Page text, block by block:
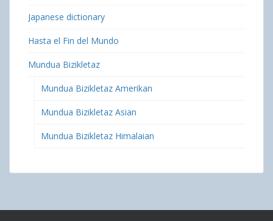
Japanese dictionary
Hasta el Fin del Mundo
Mundua Bizikletaz
Mundua Bizikletaz Amerikan
Mundua Bizikletaz Asian
Mundua Bizikletaz Himalaian